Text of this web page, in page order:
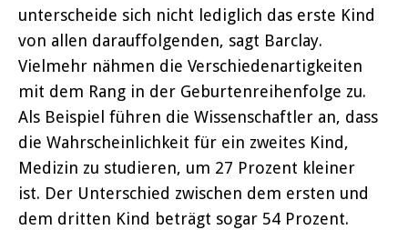
unterscheide sich nicht lediglich das erste Kind
von allen darauffolgenden, sagt Barclay.
Vielmehr nähmen die Verschiedenartigkeiten
mit dem Rang in der Geburtenreihenfolge zu.
Als Beispiel führen die Wissenschaftler an, dass
die Wahrscheinlichkeit für ein zweites Kind,
Medizin zu studieren, um 27 Prozent kleiner
ist. Der Unterschied zwischen dem ersten und
dem dritten Kind beträgt sogar 54 Prozent.